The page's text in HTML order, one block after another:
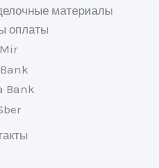
материалы
оплаты